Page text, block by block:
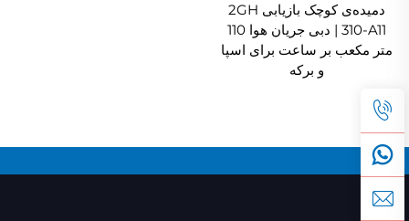
دمیده‌ی کوچک بازیابی 2GH
310-A11 | دبی جریان هوا 110
متر مکعب بر ساعت برای اسپا
و برکه